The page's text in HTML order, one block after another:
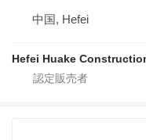
中国, Hefei
Hefei Huake